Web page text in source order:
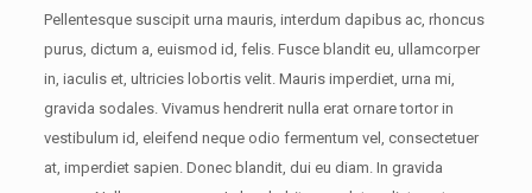
Pellentesque suscipit urna mauris, interdum dapibus ac, rhoncus
purus, dictum a, euismod id, felis. Fusce blandit eu, ullamcorper
in, iaculis et, ultricies lobortis velit. Mauris imperdiet, urna mi,
gravida sodales. Vivamus hendrerit nulla erat ornare tortor in
vestibulum id, eleifend neque odio fermentum vel, consectetuer
at, imperdiet sapien. Donec blandit, dui eu diam. In gravida